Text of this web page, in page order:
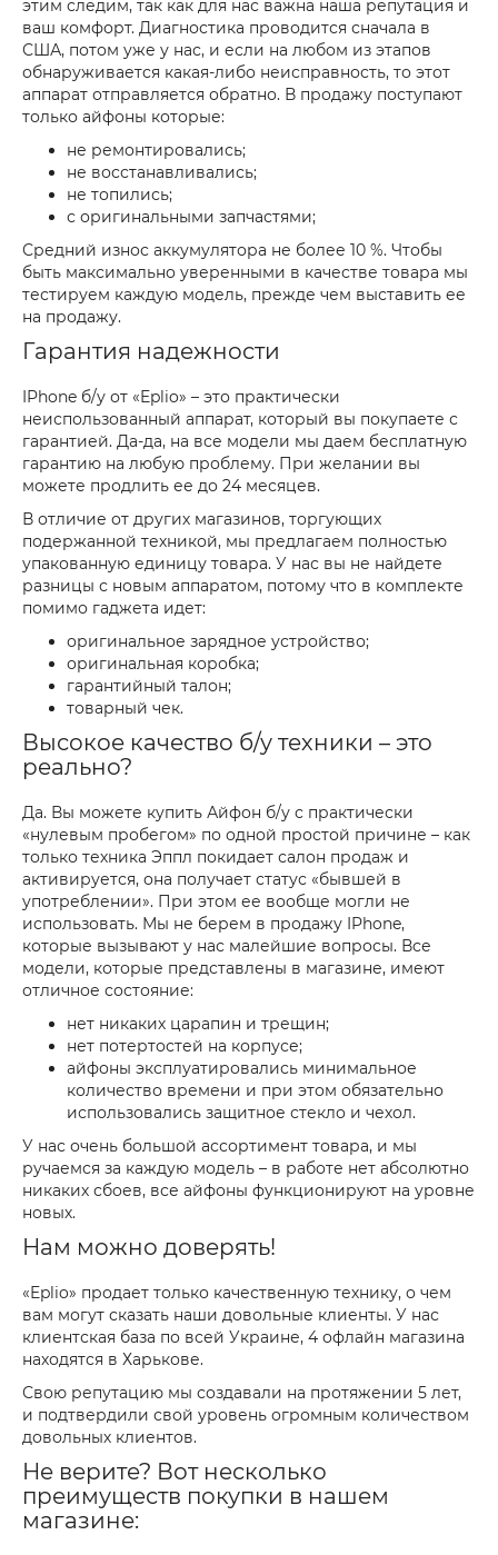
этим следим, так как для нас важна наша репутация и
ваш комфорт. Диагностика проводится сначала в
США, потом уже у нас, и если на любом из этапов
обнаруживается какая-либо неисправность, то этот
аппарат отправляется обратно. В продажу поступают
только айфоны которые:
не ремонтировались;
не восстанавливались;
не топились;
с оригинальными запчастями;
Средний износ аккумулятора не более 10 %. Чтобы
быть максимально уверенными в качестве товара мы
тестируем каждую модель, прежде чем выставить ее
на продажу.
Гарантия надежности
IPhone б/у от «Eplio» – это практически
неиспользованный аппарат, который вы покупаете с
гарантией. Да-да, на все модели мы даем бесплатную
гарантию на любую проблему. При желании вы
можете продлить ее до 24 месяцев.
В отличие от других магазинов, торгующих
подержанной техникой, мы предлагаем полностью
упакованную единицу товара. У нас вы не найдете
разницы с новым аппаратом, потому что в комплекте
помимо гаджета идет:
оригинальное зарядное устройство;
оригинальная коробка;
гарантийный талон;
товарный чек.
Высокое качество б/у техники – это
реально?
Да. Вы можете купить Айфон б/у с практически
«нулевым пробегом» по одной простой причине – как
только техника Эппл покидает салон продаж и
активируется, она получает статус «бывшей в
употреблении». При этом ее вообще могли не
использовать. Мы не берем в продажу IPhone,
которые вызывают у нас малейшие вопросы. Все
модели, которые представлены в магазине, имеют
отличное состояние:
нет никаких царапин и трещин;
нет потертостей на корпусе;
айфоны эксплуатировались минимальное
количество времени и при этом обязательно
использовались защитное стекло и чехол.
У нас очень большой ассортимент товара, и мы
ручаемся за каждую модель – в работе нет абсолютно
никаких сбоев, все айфоны функционируют на уровне
новых.
Нам можно доверять!
«Eplio» продает только качественную технику, о чем
вам могут сказать наши довольные клиенты. У нас
клиентская база по всей Украине, 4 офлайн магазина
находятся в Харькове.
Свою репутацию мы создавали на протяжении 5 лет,
и подтвердили свой уровень огромным количеством
довольных клиентов.
Не верите? Вот несколько
преимуществ покупки в нашем
магазине: